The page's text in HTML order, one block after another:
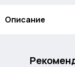
Описание
Cuktech PB200U—